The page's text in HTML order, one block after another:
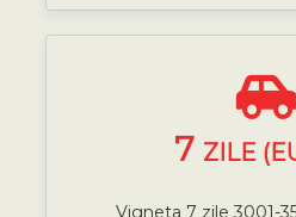
7 ZILE
Vigneta 7 zile 3001-